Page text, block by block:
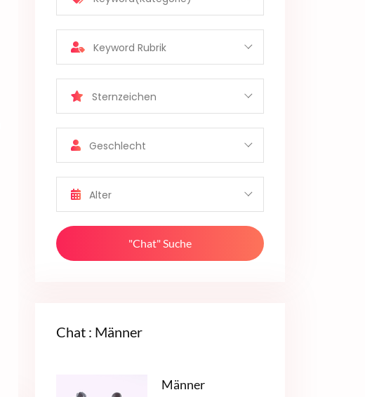
Keyword Rubrik
Sternzeichen
Geschlecht
Alter
"Chat" Suche
Chat : Männer
Männer